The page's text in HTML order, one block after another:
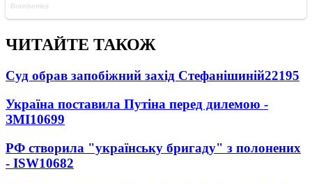
ЧИТАЙТЕ ТАКОЖ
Суд обрав запобіжний захід Стефанішиній22195
Україна поставила Путіна перед дилемою -
ЗМІ10699
РФ створила "українську бригаду" з полонених
- ISW10682